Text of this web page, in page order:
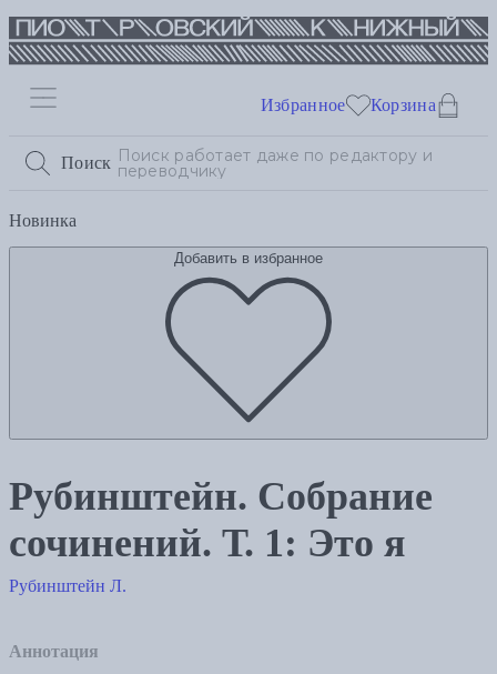
Поиск
Избранное Корзина
Новинка
Добавить в избранное
Рубинштейн. Собрание
сочинений. Т. 1: Это я
Рубинштейн Л.
Аннотация